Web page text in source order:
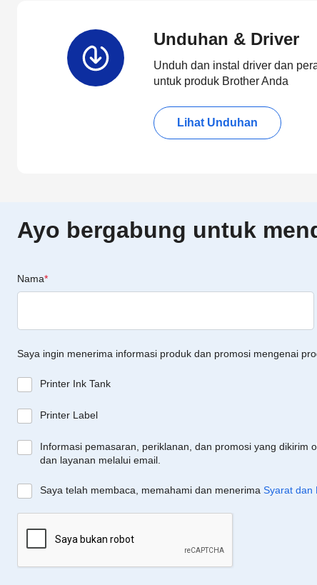
Unduhan & Driver
Unduh dan instal driver dan
untuk produk Brother Anda
Lihat Unduhan
Ayo bergabung untuk
Nama*
Saya ingin menerima informasi produk dan promosi mengenai
Printer Ink Tank
Printer Label
Informasi pemasaran, periklanan, dan promosi yang dikirim
dan layanan melalui email.
Saya telah membaca, memahami dan menerima Syarat dan